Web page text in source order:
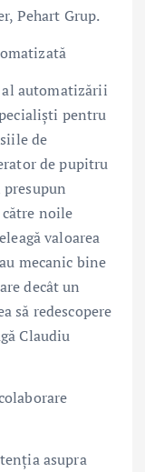
Pehart Grup.
automatizării
pentru
de
de pupitru
către noile
valoarea
mecanic bine
decât un
să redescopere
Claudiu
asupra